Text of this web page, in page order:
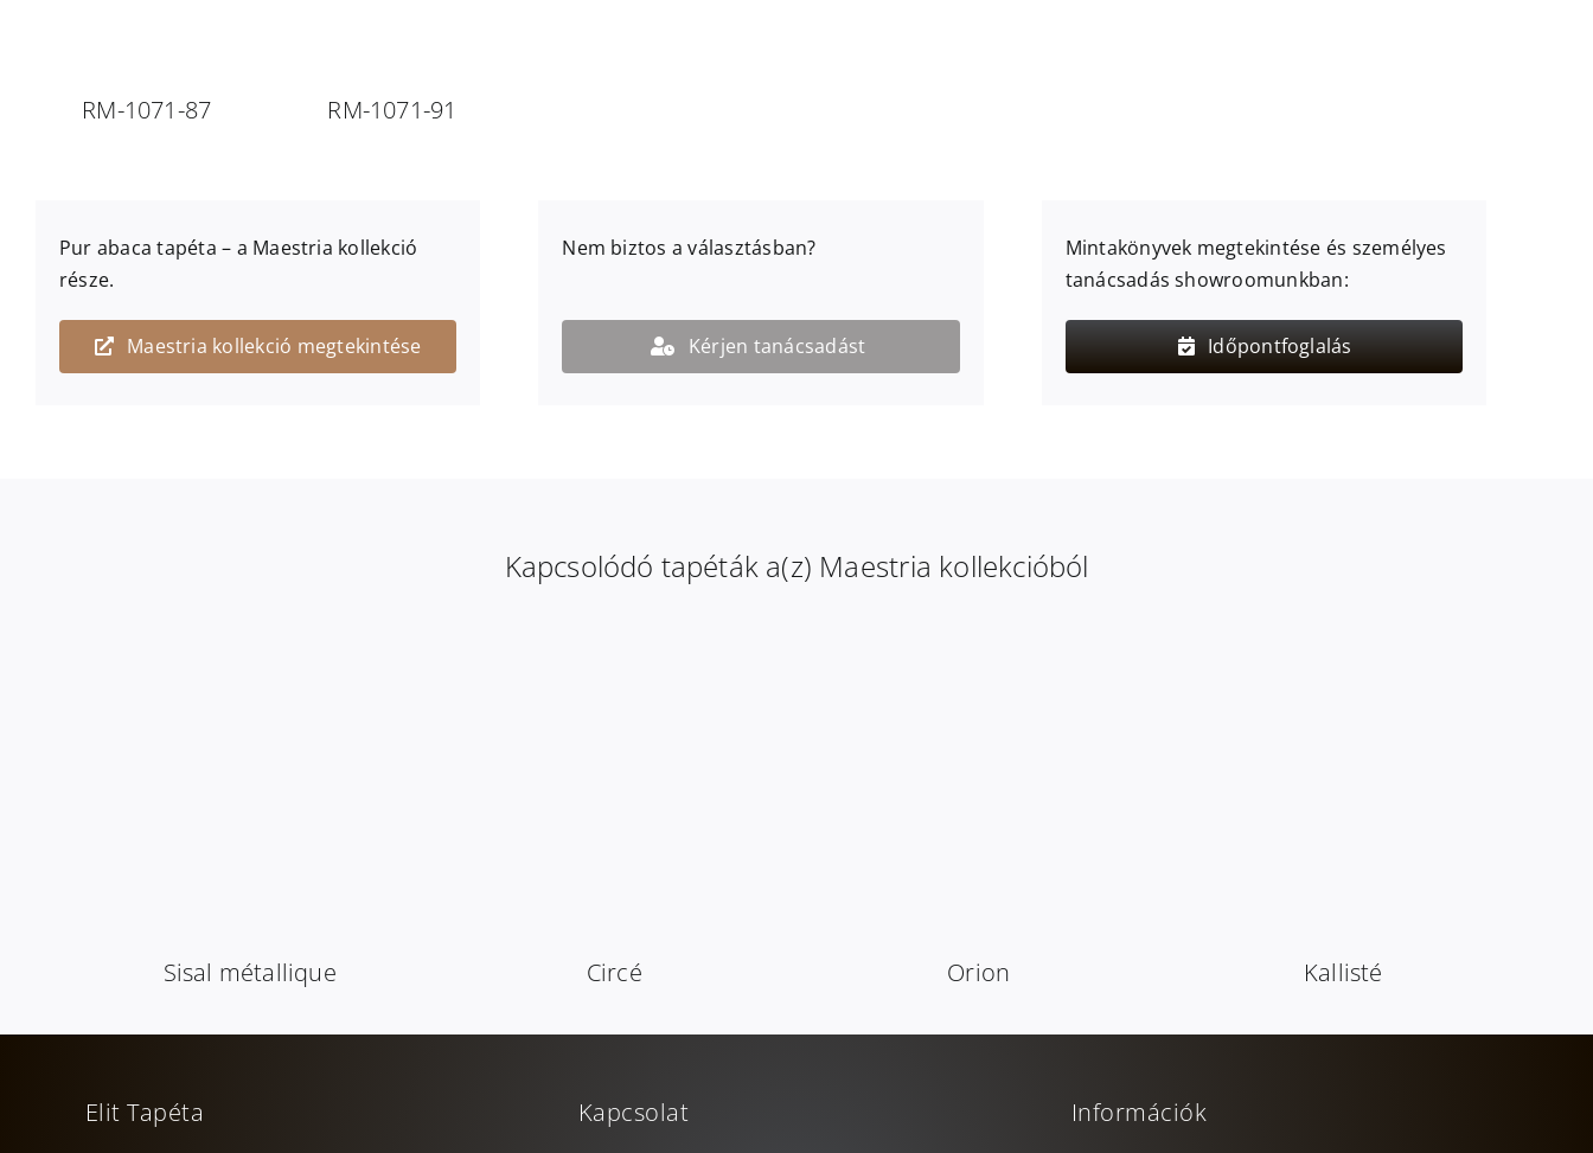
RM-1071-87 RM-1071-91
Pur abaca tapéta – a Maestria kollekció
része.
Maestria kollekció megtekintése
Nem biztos a választásban?
Kérjen tanácsadást
Mintakönyvek megtekintése és személyes
tanácsadás showroomunkban:
Időpontfoglalás
Kapcsolódó tapéták a(z) Maestria kollekcióból
Sisal métallique Circé Orion Kallisté
Elit Tapéta Kapcsolat Információk